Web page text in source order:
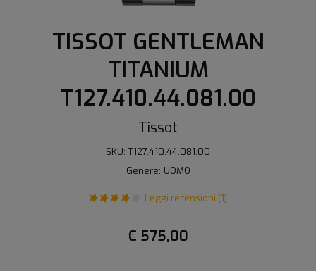
TISSOT GENTLEMAN
TITANIUM
T127.410.44.081.00
Tissot
SKU: T127.410.44.081.00
Genere: UOMO
Leggi recensioni (1)
€ 575,00